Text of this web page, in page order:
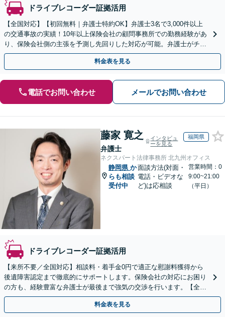
ドライブレコーダー証拠活用
【全国対応】【初回無料｜弁護士特約OK】弁護士3名で3,000件以上
の交通事故の実績！10年以上保険会社の顧問事務所での勤務経験があ
り、保険会社側の主張を予測し先回りした対応が可能。弁護士がチー
ムとなり示談交渉、休業損害、後遺障害等に対応。
料金表を見る
電話でお問い合わせ メールでお問い合わせ
藤家 寛之
弁護士
インタビュ
ーを見る
福岡県
ネクスパート法律事務所 北九州オフィス
静岡県 か
らも相談
受付中
面談方法(対面・
電話・ビデオな
ど)は応相談
営業時間：0
9:00~21:00
（平日）
ドライブレコーダー証拠活用
【来所不要／全国対応】相談料・着手金0円で適正な慰謝料獲得から
後遺障害認定まで徹底的にサポートします。保険会社の対応にお困り
の方も、経験豊富な弁護士が最後まで強気の交渉を行います。【全国
13拠点】お気軽にご相談ください。
料金表を見る